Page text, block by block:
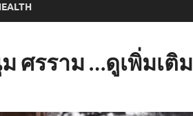
ศรราม …ดูเพิ่มเติม